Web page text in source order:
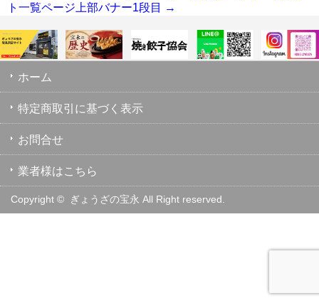
ト一覧ページ上部バナー1段目
→
ホーム
特定商取引に基づく表示
お問合せ
業者様はこちら
Copyright © ぎょうざの宝永 All Right reserved.